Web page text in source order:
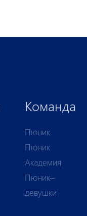
Команда
Пюник
Пюник
Академия
Пюник–
девушки